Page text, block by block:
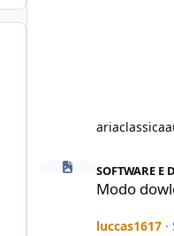
Modo dowloand -
SOFTWARE E
Modo
luccas1617·